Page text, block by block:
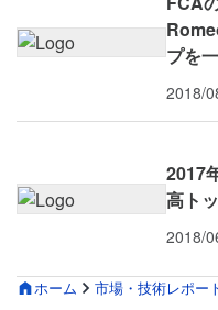
ホーム 市場・技術レポー
プを
2018/
2017
高ト
2018/